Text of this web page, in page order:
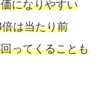
になりやすい
は当たり前
ってくることも